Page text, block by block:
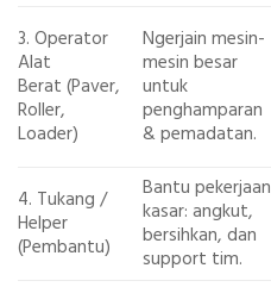
3. Operator
Alat
Berat (Paver,
Roller,
Loader)
Ngerjain mesin-
mesin besar
untuk
penghamparan
& pemadatan.
4. Tukang /
Helper
(Pembantu)
Bantu pekerjaan
kasar: angkut,
bersihkan, dan
support tim.